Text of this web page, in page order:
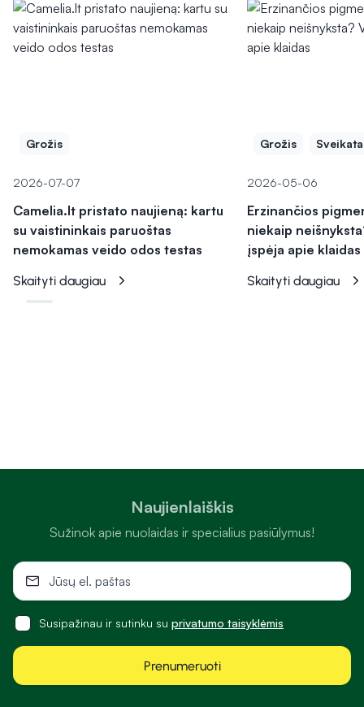
Grožis
2026-07-07
Camelia.lt pristato naujieną: kartu
su vaistininkais paruoštas
nemokamas veido odos testas
Skaityti daugiau
Grožis Sveikata
2026-05-06
Erzinančios
niekaip
įspėja apie klaidas
Skaityti daugiau
Naujienlaiškis
Sužinok apie nuolaidas ir specialius pasiūlymus!
Susipažinau ir sutinku su privatumo taisyklėmis
Prenumeruoti